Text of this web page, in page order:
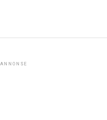
ANNONSE